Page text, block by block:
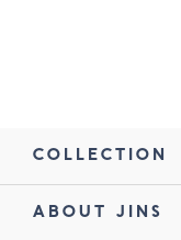
COLLECTION
ABOUT JINS